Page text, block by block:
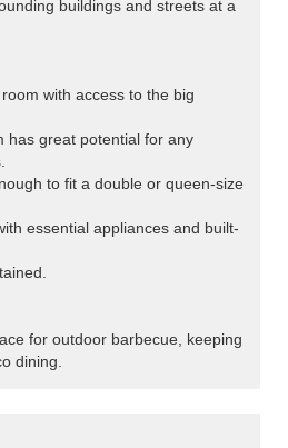
buildings and streets at a
with access to the big
has great potential for any
to fit a double or queen-size
essential appliances and built-
for outdoor barbecue, keeping
dining.